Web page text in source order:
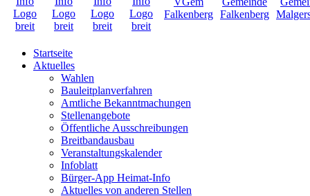
Startseite
Aktuelles
Wahlen
Bauleitplanverfahren
Amtliche Bekanntmachungen
Stellenangebote
Öffentliche Ausschreibungen
Breitbandausbau
Veranstaltungskalender
Infoblatt
Bürger-App Heimat-Info
Aktuelles von anderen Stellen